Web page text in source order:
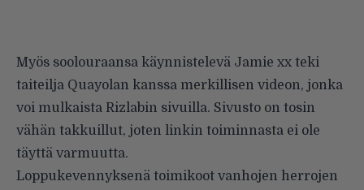
Myös soolouraansa käynnistelevä Jamie xx teki
taiteilja Quayolan kanssa merkillisen videon, jonka
voi mulkaista Rizlabin sivuilla. Sivusto on tosin
vähän takkuillut, joten linkin toiminnasta ei ole
täyttä varmuutta.
Loppukevennyksenä toimikoot vanhojen herrojen